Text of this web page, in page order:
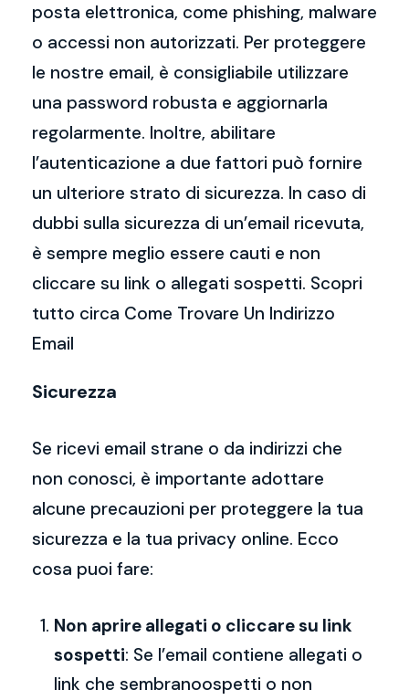
posta elettronica, come phishing, malware
o accessi non autorizzati. Per proteggere
le nostre email, è consigliabile utilizzare
una password robusta e aggiornarla
regolarmente. Inoltre, abilitare
l’autenticazione a due fattori può fornire
un ulteriore strato di sicurezza. In caso di
dubbi sulla sicurezza di un’email ricevuta,
è sempre meglio essere cauti e non
cliccare su link o allegati sospetti. Scopri
tutto circa Come Trovare Un Indirizzo
Email
Sicurezza
Se ricevi email strane o da indirizzi che
non conosci, è importante adottare
alcune precauzioni per proteggere la tua
sicurezza e la tua privacy online. Ecco
cosa puoi fare:
Non aprire allegati o cliccare su link
sospetti: Se l’email contiene allegati o
link che sembranoospetti o non